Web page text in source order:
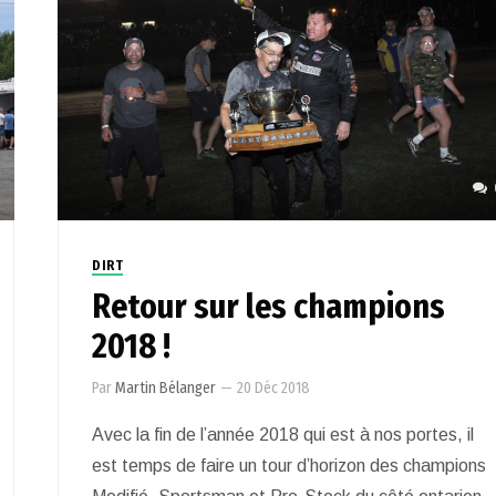
DIRT
Retour sur les champions
2018 !
ParMartin Bélanger — 20 Déc 2018
Avec la fin de l’année 2018 qui est à nos portes, il
est temps de faire un tour d’horizon des champions